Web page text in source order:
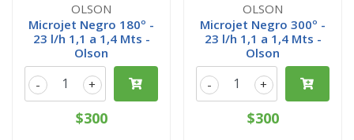
OLSON
Microjet Negro 180º -
23 l/h 1,1 a 1,4 Mts -
Olson
+
-
$300
OLSON
Microjet Negro 300º -
23 l/h 1,1 a 1,4 Mts -
Olson
+
-
$300